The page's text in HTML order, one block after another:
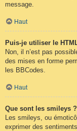
message.
Haut
Puis-je utiliser le
Non, il n’est pas
des mises en forme
les BBCodes.
Haut
Que sont les smileys ?
Les smileys, ou
exprimer des